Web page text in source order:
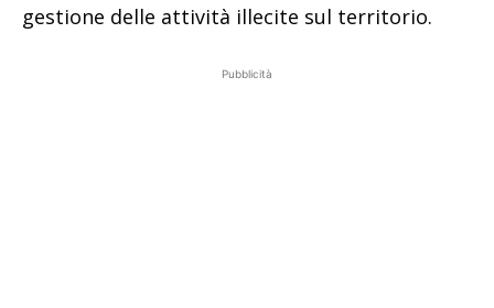
gestione delle attività illecite sul territorio.
Pubblicità